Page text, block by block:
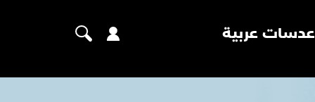
عدسات عربية